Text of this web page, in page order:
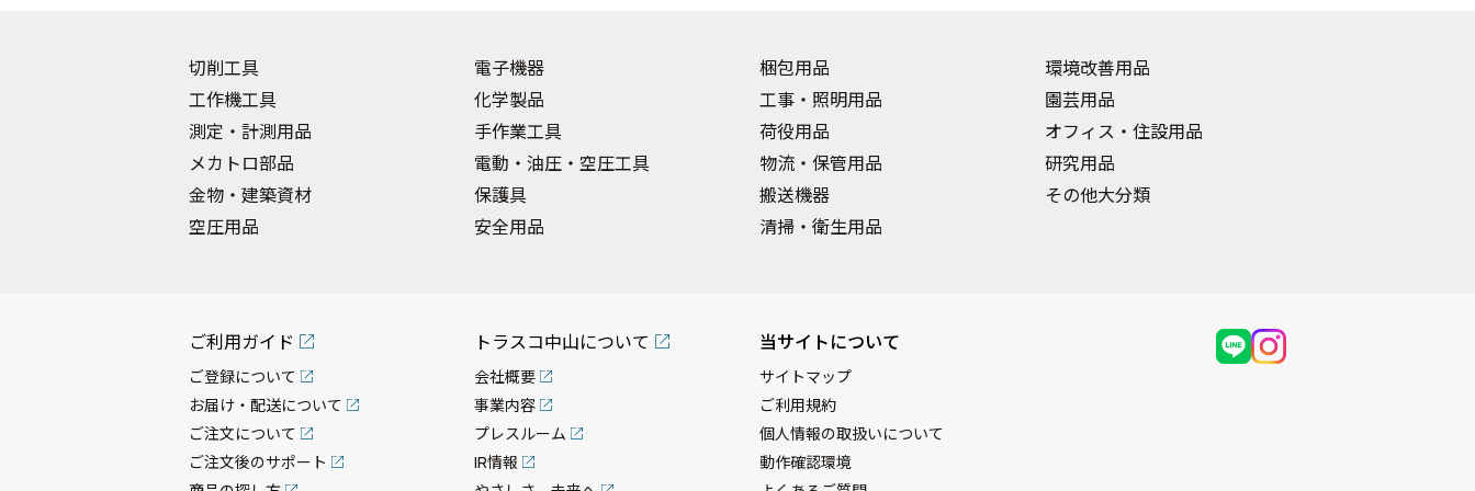
切削工具
工作機工具
測定・計測用品
メカトロ部品
金物・建築資材
空圧用品
電子機器
化学製品
手作業工具
電動・油圧・空圧工具
保護具
安全用品
梱包用品
工事・照明用品
荷役用品
物流・保管用品
搬送機器
清掃・衛生用品
環境改善用品
園芸用品
オフィス・住設用品
研究用品
その他大分類
ご利用ガイド
ご登録について
お届け・配送について
ご注文について
ご注文後のサポート
トラスコ中山について
会社概要
事業内容
プレスルーム
IR情報
当サイトについて
サイトマップ
ご利用規約
個人情報の取扱いについて
動作確認環境